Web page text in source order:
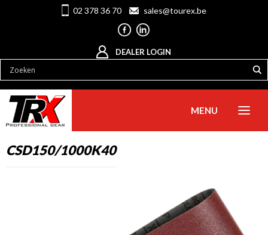
02 378 36 70 sales@tourex.be
DEALER LOGIN
MENU
CSD150/1000K40